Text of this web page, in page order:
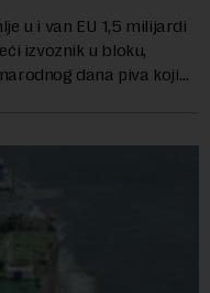
u i van EU 1,5 milijardi
izvoznik u bloku,
dana piva koji